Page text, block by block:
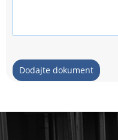
Dodajte dokument